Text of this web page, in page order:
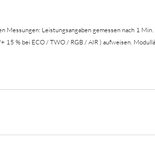
Messungen: Leistungsangaben gemessen nach 1
15 % bei ECO / TWO / RGB / AIR ) aufweisen.